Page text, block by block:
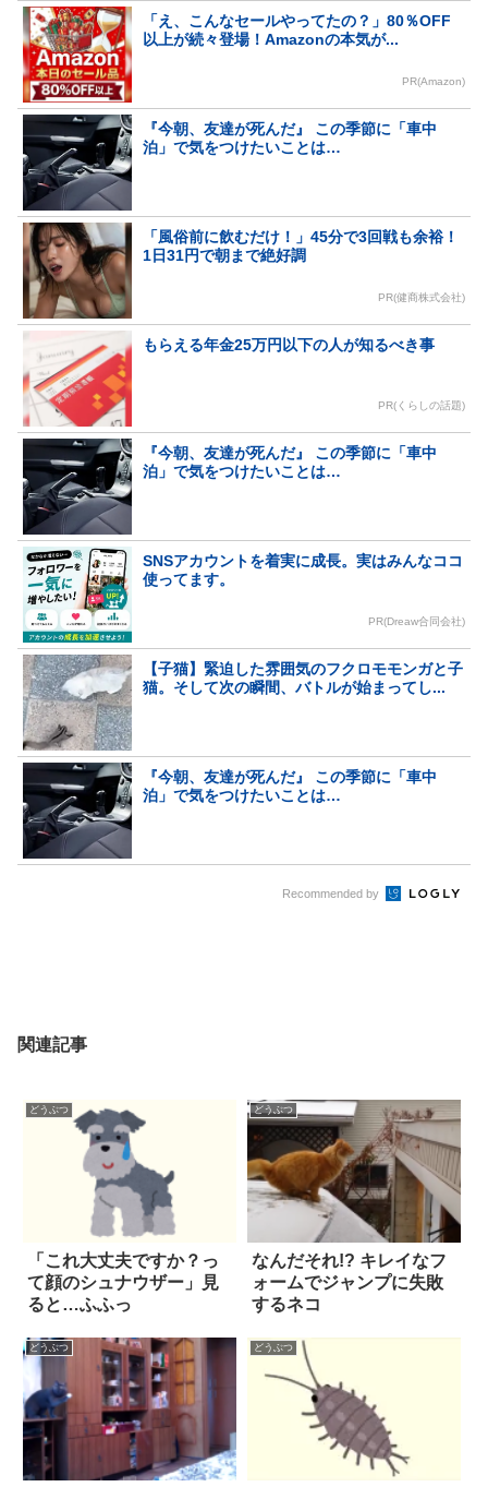
「え、こんなセールやってたの？」80％OFF
以上が続々登場！Amazonの本気が...
PR(Amazon)
『今朝、友達が死んだ』 この季節に「車中
泊」で気をつけたいことは…
「風俗前に飲むだけ！」45分で3回戦も余裕！
1日31円で朝まで絶好調
PR(健商株式会社)
もらえる年金25万円以下の人が知るべき事
PR(くらしの話題)
『今朝、友達が死んだ』 この季節に「車中
泊」で気をつけたいことは…
SNSアカウントを着実に成長。実はみんなココ
使ってます。
PR(Dreaw合同会社)
【子猫】緊迫した雰囲気のフクロモモンガと子
猫。そして次の瞬間、バトルが始まってし...
『今朝、友達が死んだ』 この季節に「車中
泊」で気をつけたいことは…
Recommended by
関連記事
どうぶつ
「これ大丈夫ですか？っ
て顔のシュナウザー」見
ると…ふふっ
どうぶつ
なんだそれ!? キレイなフ
ォームでジャンプに失敗
するネコ
どうぶつ どうぶつ